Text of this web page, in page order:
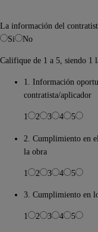
La información del
Si
No
Califique de 1 a 5, siendo 1
1. Información
contratista/aplicador
1 2 3 4 5
2. Cumplimiento en
la obra
1 2 3 4 5
3. Cumplimiento en
1 2 3 4 5